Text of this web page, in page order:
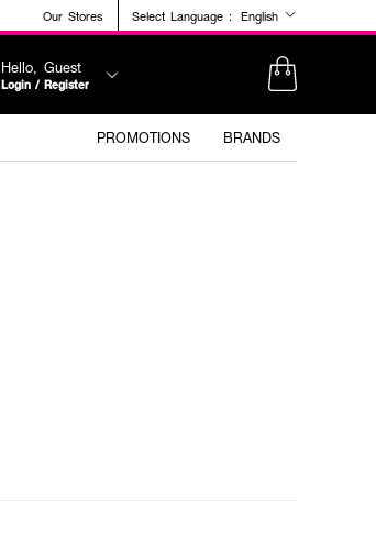
Our Stores Select Language : English
Hello, Guest
Login / Register
PROMOTIONS BRANDS